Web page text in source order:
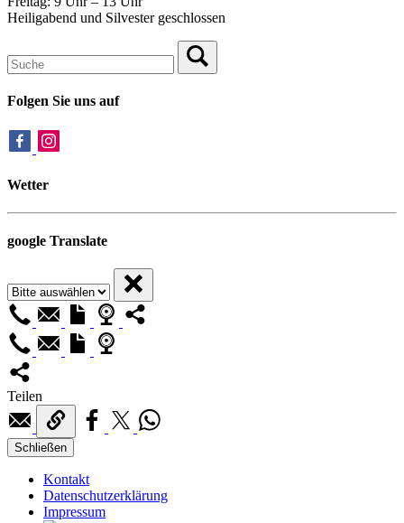
Heiligabend und Silvester geschlossen
Folgen Sie uns auf
Wetter
google Translate
Teilen
Schließen
Kontakt
Datenschutzerklärung
Impressum